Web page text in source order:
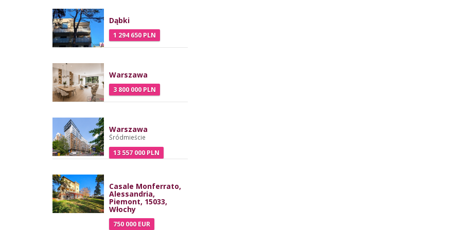
Dąbki
1 294 650 PLN
Warszawa
3 800 000 PLN
Warszawa
Śródmieście
13 557 000 PLN
Casale Monferrato,
Alessandria,
Piemont, 15033,
Włochy
750 000 EUR